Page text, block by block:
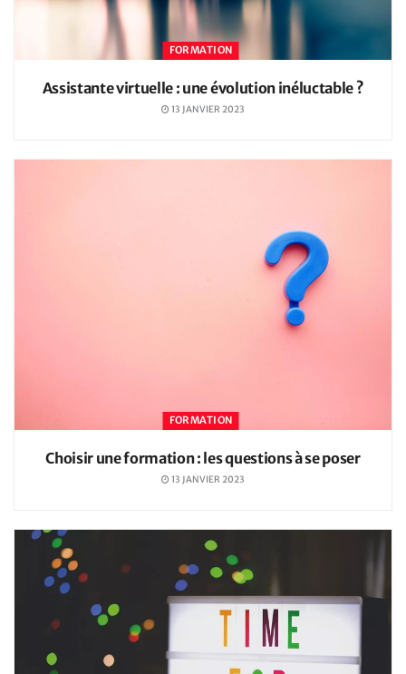
FORMATION
Assistante virtuelle : une évolution inéluctable ?
13 JANVIER 2023
FORMATION
Choisir une formation : les questions à se poser
13 JANVIER 2023